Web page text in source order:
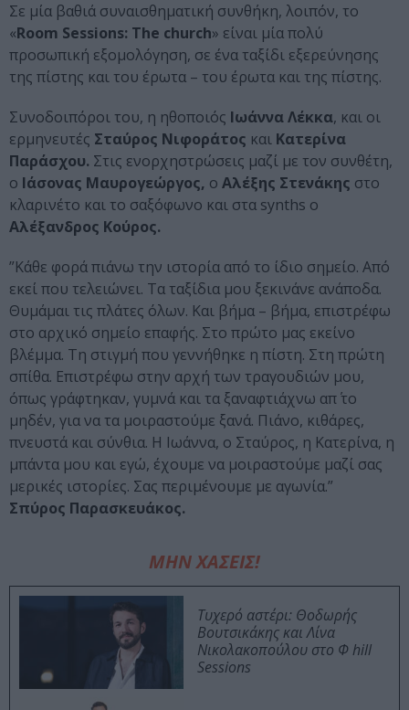
Σε μία βαθιά συναισθηματική συνθήκη, λοιπόν, το
«Room Sessions: The church» είναι μία πολύ
προσωπική εξομολόγηση, σε ένα ταξίδι εξερεύνησης
της πίστης και του έρωτα – του έρωτα και της πίστης.
Συνοδοιπόροι του, η ηθοποιός Ιωάννα Λέκκα, και οι
ερμηνευτές Σταύρος Νιφοράτος και Κατερίνα
Παράσχου. Στις ενορχηστρώσεις μαζί με τον συνθέτη,
ο Ιάσονας Μαυρογεώργος, ο Αλέξης Στενάκης στο
κλαρινέτο και το σαξόφωνο και στα synths ο
Αλέξανδρος Κούρος.
”Κάθε φορά πιάνω την ιστορία από το ίδιο σημείο. Από
εκεί που τελειώνει. Τα ταξίδια μου ξεκινάνε ανάποδα.
Θυμάμαι τις πλάτες όλων. Και βήμα – βήμα, επιστρέφω
στο αρχικό σημείο επαφής. Στο πρώτο μας εκείνο
βλέμμα. Τη στιγμή που γεννήθηκε η πίστη. Στη πρώτη
σπίθα. Επιστρέφω στην αρχή των τραγουδιών μου,
όπως γράφτηκαν, γυμνά και τα ξαναφτιάχνω απ΄ το
μηδέν, για να τα μοιραστούμε ξανά. Πιάνο, κιθάρες,
πνευστά και σύνθια. Η Ιωάννα, ο Σταύρος, η Κατερίνα, η
μπάντα μου και εγώ, έχουμε να μοιραστούμε μαζί σας
μερικές ιστορίες. Σας περιμένουμε με αγωνία.”
Σπύρος Παρασκευάκος.
ΜΗΝ ΧΑΣΕΙΣ!
Τυχερό αστέρι: Θοδωρής
Βουτσικάκης και Λίνα
Νικολακοπούλου στο Φ hill
Sessions